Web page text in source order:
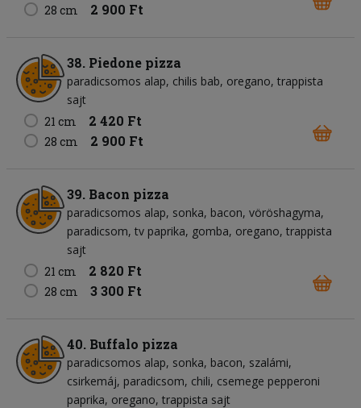
28 cm 2 900 Ft
38. Piedone pizza
paradicsomos alap chilis bab oregano trappista
sajt
21 cm
2 420 Ft
28 cm 2 900 Ft
39. Bacon pizza
paradicsomos alap sonka bacon vöröshagyma
paradicsom tv paprika gomba oregano trappista
sajt
21 cm
2 820 Ft
28 cm 3 300 Ft
40. Buffalo pizza
paradicsomos alap sonka bacon szalámi
csirkemáj paradicsom chili csemege pepperoni
paprika oregano trappista sajt